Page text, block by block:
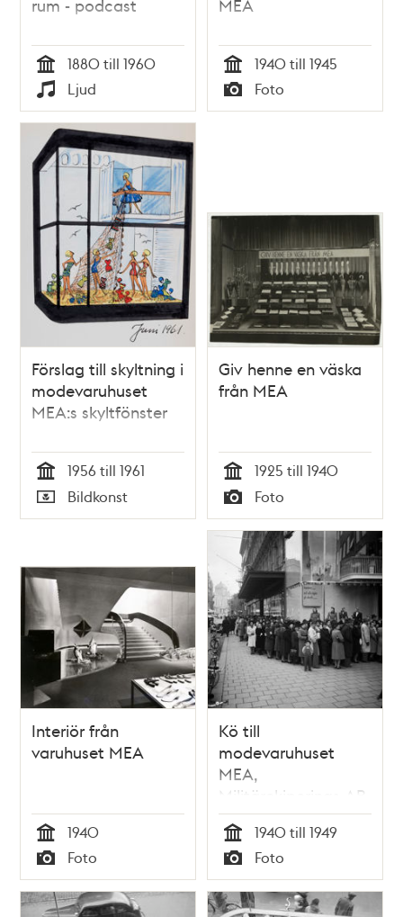
rum - podcast
Tid
1880 till 1960
Typ
Ljud
MEA
Tid
1940 till 1945
Typ
Foto
Förslag till skyltning i
modevaruhuset
MEA:s skyltfönster
Tid
1956 till 1961
Typ
Bildkonst
Giv henne en väska
från MEA
Tid
1925 till 1940
Typ
Foto
Interiör från
varuhuset MEA
Tid
1940
Typ
Foto
Kö till
modevaruhuset
MEA,
Militärekiperings AB,
vid Hamngatan 3.
Tid
1940 till 1949
Typ
Foto